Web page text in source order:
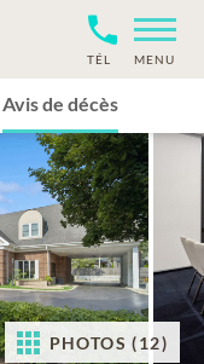
MENU
TÉL
Avis de décès
PHOTOS (12)